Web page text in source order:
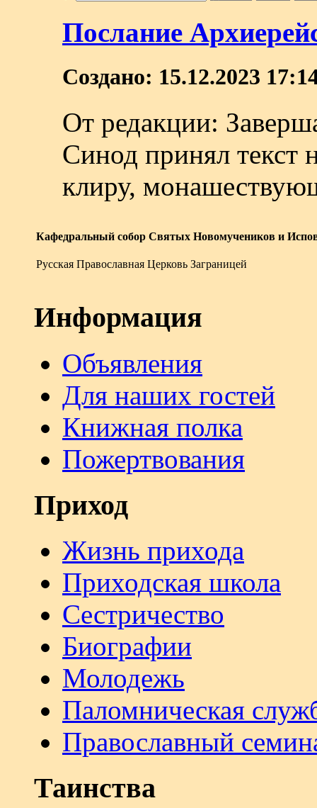
Послание
Создано: 15.12.2023
От редакции:
Синод принял текст
клиру,
Кафедральный собор Святых Новомучеников и
Русская Православная Церковь Заграницей
Информация
Объявления
Для наших гостей
Книжная полка
Пожертвования
Приход
Жизнь прихода
Приходская школа
Сестричество
Биографии
Молодежь
Паломническая
Православный
Таинства